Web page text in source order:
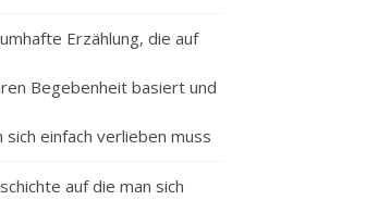
Erzählung, die auf
Begebenheit basiert und
sich einfach verlieben muss
auf die man sich